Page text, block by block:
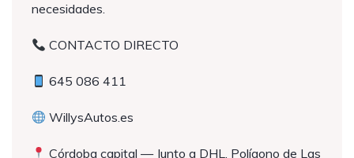
necesidades.
CONTACTO DIRECTO
645 086 411
WillysAutos.es
Córdoba capital — Junto a DHL, Polígono de Las